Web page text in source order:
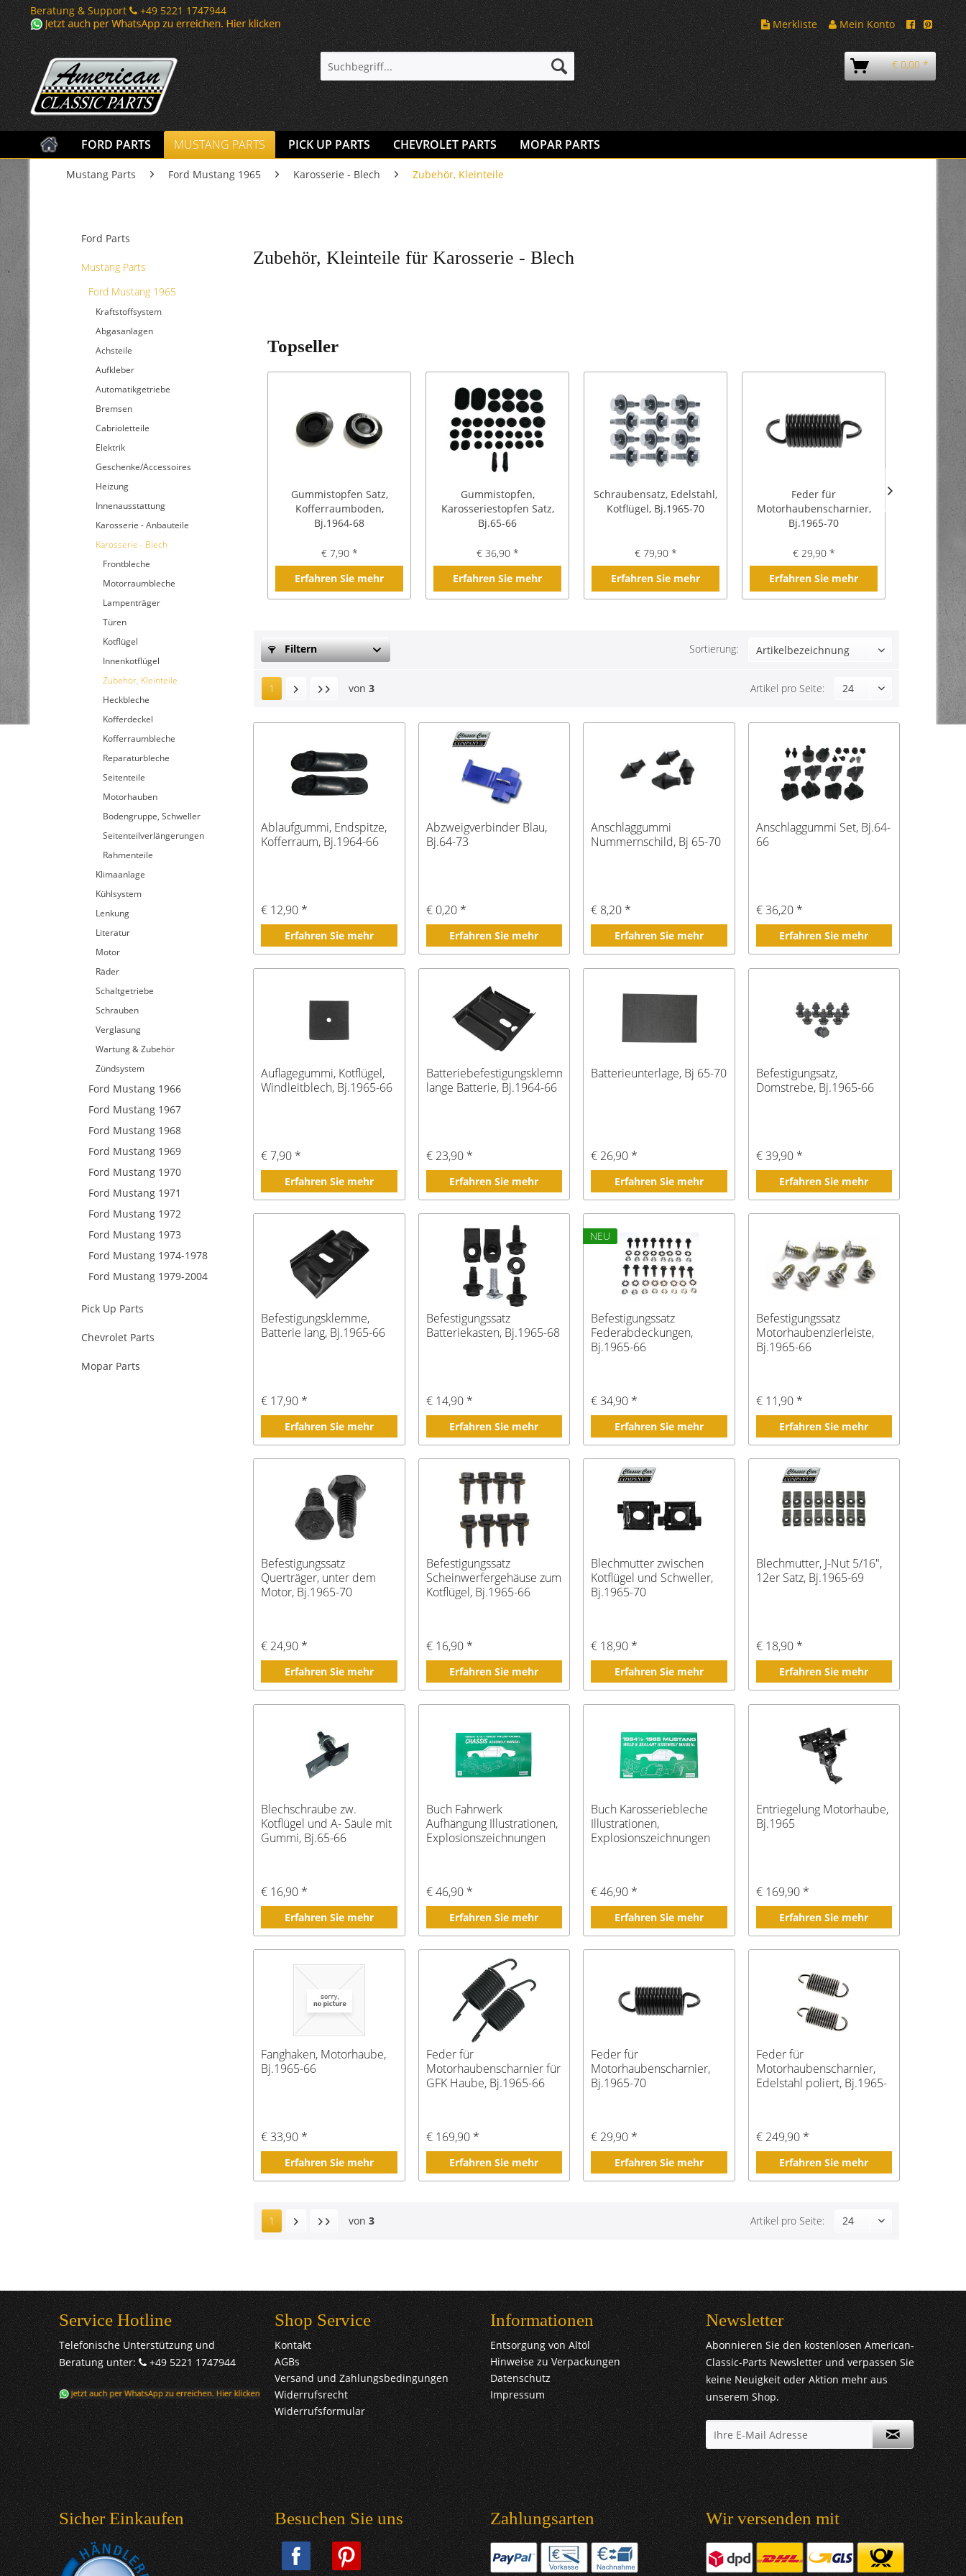
Beratung & Support
+49 5221 1747944
Merkliste
Mein Konto
€ 0,00 *
FORD PARTS MUSTANG PARTS PICK UP PARTS CHEVROLET PARTS MOPAR PARTS
Mustang Parts Ford Mustang 1965 Karosserie - Blech Zubehör, Kleinteile
Ford Parts
Mustang Parts
Ford Mustang 1965
Kraftstoffsystem
Abgasanlagen
Achsteile
Aufkleber
Automatikgetriebe
Bremsen
Cabrioletteile
Elektrik
Geschenke/Accessoires
Heizung
Innenausstattung
Karosserie - Anbauteile
Karosserie - Blech
Frontbleche
Motorraumbleche
Lampenträger
Türen
Kotflügel
Innenkotflügel
Zubehör, Kleinteile
Heckbleche
Kofferdeckel
Kofferraumbleche
Reparaturbleche
Seitenteile
Motorhauben
Bodengruppe, Schweller
Seitenteilverlängerungen
Rahmenteile
Klimaanlage
Kühlsystem
Lenkung
Literatur
Motor
Räder
Schaltgetriebe
Schrauben
Verglasung
Wartung & Zubehör
Zündsystem
Ford Mustang 1966
Ford Mustang 1967
Ford Mustang 1968
Ford Mustang 1969
Ford Mustang 1970
Ford Mustang 1971
Ford Mustang 1972
Ford Mustang 1973
Ford Mustang 1974-1978
Ford Mustang 1979-2004
Pick Up Parts
Chevrolet Parts
Mopar Parts
Zubehör, Kleinteile für Karosserie - Blech
Topseller
Gummistopfen Satz,
Kofferraumboden,
Bj.1964-68
€ 7,90 *
Erfahren Sie mehr
Gummistopfen,
Karosseriestopfen Satz,
Bj.65-66
€ 36,90 *
Erfahren Sie mehr
Schraubensatz, Edelstahl,
Kotflügel, Bj.1965-70
€ 79,90 *
Erfahren Sie mehr
Feder für
Motorhaubenscharnier,
Bj.1965-70
€ 29,90 *
Erfahren Sie mehr
Filtern Sortierung:
1 von 3 Artikel pro Seite:
Ablaufgummi, Endspitze,
Kofferraum, Bj.1964-66
€ 12,90 *
Erfahren Sie mehr
Abzweigverbinder Blau,
Bj.64-73
€ 0,20 *
Erfahren Sie mehr
Anschlaggummi
Nummernschild, Bj 65-70
€ 8,20 *
Erfahren Sie mehr
Anschlaggummi Set, Bj.64-
66
€ 36,20 *
Erfahren Sie mehr
Auflagegummi, Kotflügel,
Windleitblech, Bj.1965-66
€ 7,90 *
Erfahren Sie mehr
Batteriebefestigungsklemme,
lange Batterie, Bj.1964-66
€ 23,90 *
Erfahren Sie mehr
Batterieunterlage, Bj 65-70
€ 26,90 *
Erfahren Sie mehr
Befestigungsatz,
Domstrebe, Bj.1965-66
€ 39,90 *
Erfahren Sie mehr
Befestigungsklemme,
Batterie lang, Bj.1965-66
€ 17,90 *
Erfahren Sie mehr
Befestigungssatz
Batteriekasten, Bj.1965-68
€ 14,90 *
Erfahren Sie mehr
NEU
Befestigungssatz
Federabdeckungen,
Bj.1965-66
€ 34,90 *
Erfahren Sie mehr
Befestigungssatz
Motorhaubenzierleiste,
Bj.1965-66
€ 11,90 *
Erfahren Sie mehr
Befestigungssatz
Querträger, unter dem
Motor, Bj.1965-70
€ 24,90 *
Erfahren Sie mehr
Befestigungssatz
Scheinwerfergehäuse zum
Kotflügel, Bj.1965-66
€ 16,90 *
Erfahren Sie mehr
Blechmutter zwischen
Kotflügel und Schweller,
Bj.1965-70
€ 18,90 *
Erfahren Sie mehr
Blechmutter, J-Nut 5/16",
12er Satz, Bj.1965-69
€ 18,90 *
Erfahren Sie mehr
Blechschraube zw.
Kotflügel und A- Säule mit
Gummi, Bj.65-66
€ 16,90 *
Erfahren Sie mehr
Buch Fahrwerk
Aufhängung Illustrationen,
Explosionszeichnungen
€ 46,90 *
Erfahren Sie mehr
Buch Karosseriebleche
Illustrationen,
Explosionszeichnungen
€ 46,90 *
Erfahren Sie mehr
Entriegelung Motorhaube,
Bj.1965
€ 169,90 *
Erfahren Sie mehr
Fanghaken, Motorhaube,
Bj.1965-66
€ 33,90 *
Erfahren Sie mehr
Feder für
Motorhaubenscharnier für
GFK Haube, Bj.1965-66
€ 169,90 *
Erfahren Sie mehr
Feder für
Motorhaubenscharnier,
Bj.1965-70
€ 29,90 *
Erfahren Sie mehr
Feder für
Motorhaubenscharnier,
Edelstahl poliert, Bj.1965-
€ 249,90 *
Erfahren Sie mehr
1 von 3 Artikel pro Seite:
Service Hotline
Telefonische Unterstützung und
Beratung unter:
+49 5221 1747944
Shop Service
Kontakt
AGBs
Versand und Zahlungsbedingungen
Widerrufsrecht
Widerrufsformular
Informationen
Entsorgung von Altöl
Hinweise zu Verpackungen
Datenschutz
Impressum
Newsletter
Abonnieren Sie den kostenlosen American-
Classic-Parts Newsletter und verpassen Sie
keine Neuigkeit oder Aktion mehr aus
unserem Shop.
Sicher Einkaufen Besuchen Sie uns Zahlungsarten Wir versenden mit